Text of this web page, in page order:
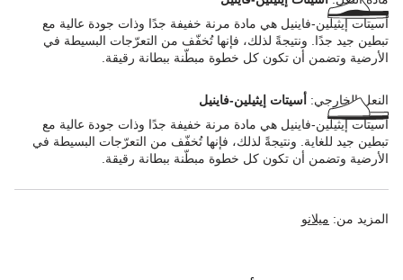
أسيتات إيثيلين-فاينيل هي مادة مرنة خفيفة جدًا وذات جودة عالية مع
تبطين جيد جدًا. ونتيجةً لذلك، فإنها تُخفّف من التعرّجات البسيطة في
الأرضية وتضمن أن تكون كل خطوة مبطّنة ببطانة رقيقة.
النعل الخارجي: أسيتات إيثيلين-فاينيل
أسيتات إيثيلين-فاينيل هي مادة مرنة خفيفة جدًا وذات جودة عالية مع
تبطين جيد للغاية. ونتيجةً لذلك، فإنها تُخفّف من التعرّجات البسيطة في
الأرضية وتضمن أن تكون كل خطوة مبطّنة ببطانة رقيقة.
المزيد من: ميلانو